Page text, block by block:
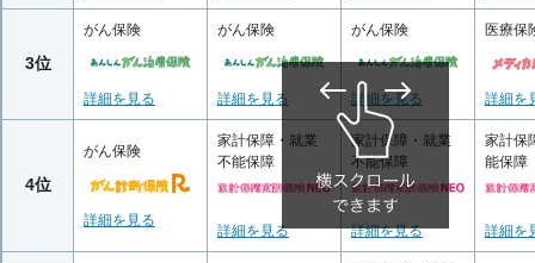
3位
がん保険
詳細を見る
がん保険
詳細を見る
がん保険
詳細を見る
医療保
詳細を
4位
がん保険
詳細を見る
家計保障・就業
不能保障
詳細を見る
家計保障・就業
不能保障
詳細を見る
家計保
能保障
詳細を